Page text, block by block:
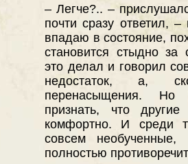
– Легче?.. –
почти сразу ответил, –
впадаю в состояние,
становится стыдно за
это делал и говорил
недостаток, а,
перенасыщения. Но
признать, что
комфортно. И среди
совсем
полностью